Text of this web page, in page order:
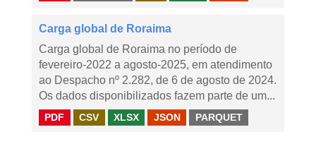
Carga global de Roraima
Carga global de Roraima no período de
fevereiro-2022 a agosto-2025, em atendimento
ao Despacho nº 2.282, de 6 de agosto de 2024.
Os dados disponibilizados fazem parte de um...
PDF CSV XLSX JSON PARQUET